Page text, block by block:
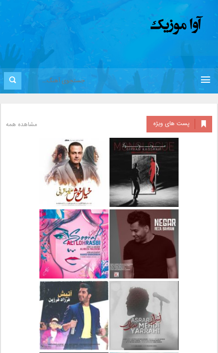
پست های ویژه مشاهده همه
دانلود آلبوم جدید سیروان
خسروی بنام مونولوگ
دانلود آهنگ جدید علیرضا
قربانی بنام خیال خوش
دانلود آهنگ جدید رضا
بهرام بنام نگار
دانلود آهنگ جدید علی
لهراسبی بنام صورت